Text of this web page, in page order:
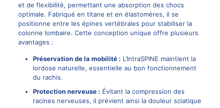
et de flexibilité, permettant une absorption des chocs
optimale. Fabriqué en titane et en élastomères, il se
positionne entre les épines vertébrales pour stabiliser la
colonne lombaire. Cette conception unique offre plusieurs
avantages :
Préservation de la mobilité : L’IntraSPINE maintient la
lordose naturelle, essentielle au bon fonctionnement
du rachis.
Protection nerveuse : Évitant la compression des
racines nerveuses, il prévient ainsi la douleur sciatique